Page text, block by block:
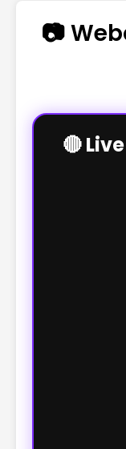
📷
🔴